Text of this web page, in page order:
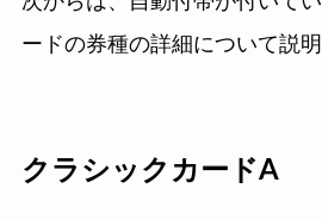
ードの券種の詳細について説明
クラシックカードA